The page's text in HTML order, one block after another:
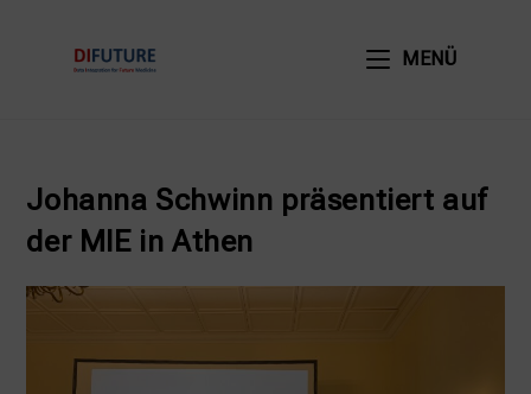
MENÜ
Johanna Schwinn präsentiert auf
der MIE in Athen